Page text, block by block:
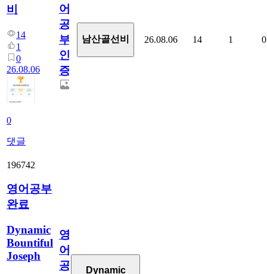
비
14
1
0
26.08.06
0
댓글
어
공
부
인
증
남산골선비 26.08.06 14 1 0
196742
영어공부
완료
Dynamic
Bountiful
Joseph
영
어
공
Dynamic